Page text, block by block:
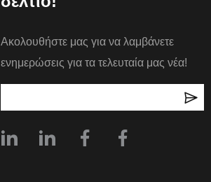
Ακολουθήστε μας για να λαμβάνετε
ενημερώσεις για τα τελευταία μας νέα!